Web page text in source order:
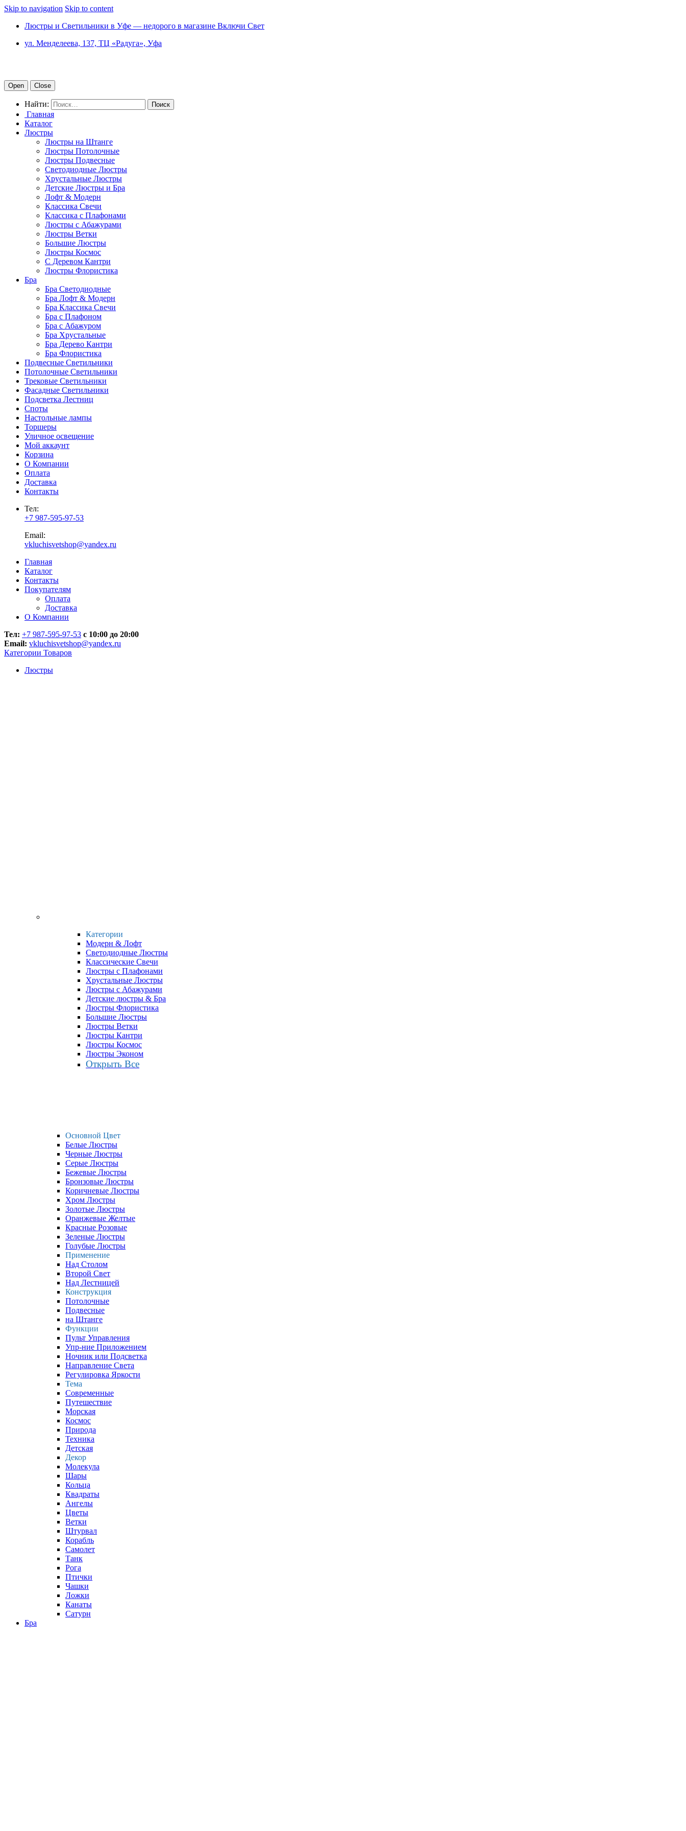
Skip to navigation Skip to content
Люстры и Светильники в Уфе — недорого в магазине Включи Свет
ул. Менделеева, 137, ТЦ «Радуга», Уфа
Open Close
Найти:
Главная
Каталог
Люстры
Люстры на Штанге
Люстры Потолочные
Люстры Подвесные
Светодиодные Люстры
Хрустальные Люстры
Детские Люстры и Бра
Лофт & Модерн
Классика Свечи
Классика с Плафонами
Люстры с Абажурами
Люстры Ветки
Большие Люстры
Люстры Космос
С Деревом Кантри
Люстры Флористика
Бра
Бра Светодиодные
Бра Лофт & Модерн
Бра Классика Свечи
Бра с Плафоном
Бра с Абажуром
Бра Хрустальные
Бра Дерево Кантри
Бра Флористика
Подвесные Светильники
Потолочные Светильники
Трековые Светильники
Фасадные Светильники
Подсветка Лестниц
Споты
Настольные лампы
Торшеры
Уличное освещение
Мой аккаунт
Корзина
О Компании
Оплата
Доставка
Контакты
Тел:
+7 987-595-97-53
Email:
vkluchisvetshop@yandex.ru
Главная
Каталог
Контакты
Покупателям
Оплата
Доставка
О Компании
Тел: +7 987-595-97-53 с 10:00 до 20:00
Email: vkluchisvetshop@yandex.ru
Категории Товаров
Люстры
Категории
Модерн & Лофт
Светодиодные Люстры
Классические Свечи
Люстры с Плафонами
Хрустальные Люстры
Люстры с Абажурами
Детские люстры & Бра
Люстры Флористика
Большие Люстры
Люстры Ветки
Люстры Кантри
Люстры Космос
Люстры Эконом
Открыть Все
Основной Цвет
Белые Люстры
Черные Люстры
Серые Люстры
Бежевые Люстры
Бронзовые Люстры
Коричневые Люстры
Хром Люстры
Золотые Люстры
Оранжевые Желтые
Красные Розовые
Зеленые Люстры
Голубые Люстры
Применение
Над Столом
Второй Свет
Над Лестницей
Конструкция
Потолочные
Подвесные
на Штанге
Функции
Пульт Управления
Упр-ние Приложением
Ночник или Подсветка
Направление Света
Регулировка Яркости
Тема
Современные
Путешествие
Морская
Космос
Природа
Техника
Детская
Декор
Молекула
Шары
Кольца
Квадраты
Ангелы
Цветы
Ветки
Штурвал
Корабль
Самолет
Танк
Рога
Птички
Чашки
Ложки
Канаты
Сатурн
Бра